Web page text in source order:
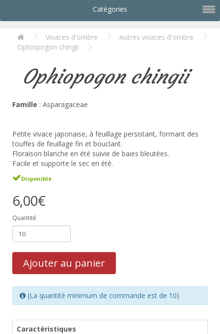
Catégories
Vivaces d'ombre
Autres vivaces d'ombre
Ophiopogon chingii
Ophiopogon chingii
Famille : Asparagaceae
Petite vivace japonaise, à feuillage persistant, formant des
touffes de feuillage fin et bouclant.
Floraison blanche en été suivie de baies bleutées.
Facile et supporte le sec en été.
Disponible
6,00€
Quantité
Ajouter au panier
(La quantité minimum de commande est de 10)
Caractéristiques